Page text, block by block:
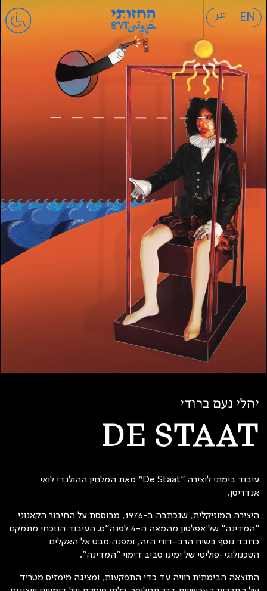
EN عر
יהלי נעם ברודי
DE STAAT
עיבוד בימתי ליצירה ״De Staat” מאת המלחין ההולנדי לואי
אנדריסן.
היצירה המוזיקלית, שנכתבה ב-1976, מבוססת על החיבור הקאנוני
״המדינה״ של אפלטון מהמאה ה-4 לפנה״ס. העיבוד הנוכחי מתמקם
כרובד נוסף בשיח הרב-דורי הזה, ומפנה מבט אל האקלים
הטכנולוגי-פוליטי של ימינו סביב דימוי ״המדינה״.
התוצאה הבימתית רוויה עד כדי התפקעות, ומציגה מימזיס מטריד